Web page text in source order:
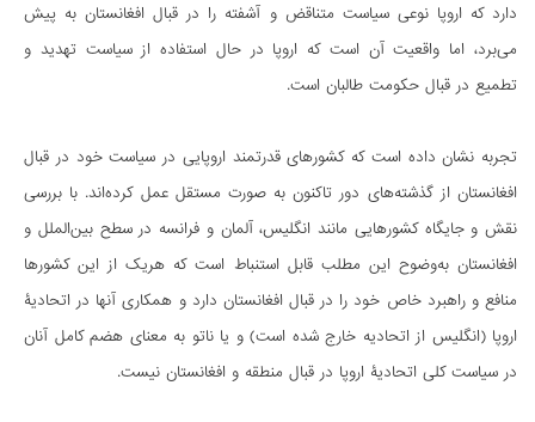
دارد که اروپا نوعی سیاست متناقض و آشفته را در قبال افغانستان به پیش
می‌برد، اما واقعیت آن است که اروپا در حال استفاده از سیاست تهدید و
تطمیع در قبال حکومت طالبان است.
تجربه نشان داده است که کشورهای قدرتمند اروپایی در سیاست خود در قبال
افغانستان از گذشته‌های دور تاکنون به صورت مستقل عمل کرده‌اند. با بررسی
نقش و جایگاه کشورهایی مانند انگلیس، آلمان و فرانسه در سطح بین‌الملل و
افغانستان به‌وضوح این مطلب قابل استنباط است که هریک از این کشورها
منافع و راهبرد خاص خود را در قبال افغانستان دارد و همکاری آنها در اتحادیۀ
اروپا (انگلیس از اتحادیه خارج شده است) و یا ناتو به معنای هضم کامل آنان
در سیاست کلی اتحادیۀ اروپا در قبال منطقه و افغانستان نیست.